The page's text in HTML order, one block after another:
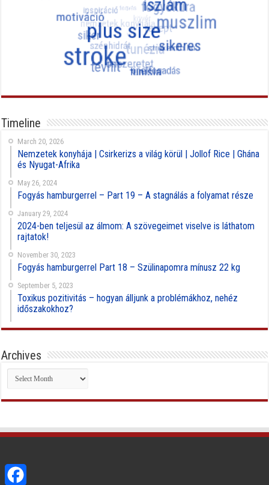
Timeline
March 20, 2026
Nemzetek konyhája | Csirkerizs a világ körül | Jollof Rice | Ghána
és Nyugat-Afrika
May 26, 2024
Fogyás hamburgerrel – Part 19 – A stagnálás a folyamat része
January 29, 2024
2024-ben teljesül az álmom: A szövegeimet viselve is láthatom
rajtatok!
November 30, 2023
Fogyás hamburgerrel Part 18 – Szülinapomra mínusz 22 kg
September 5, 2023
Toxikus pozitivitás – hogyan álljunk a problémákhoz, nehéz
időszakokhoz?
Archives
Archives